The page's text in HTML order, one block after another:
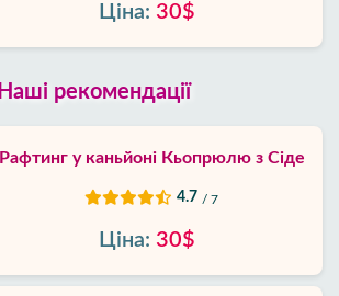
Ціна: 30$
Наші рекомендації
Рафтинг у каньйоні Кьопрюлю з Сіде
4.7 / 7
Ціна: 30$